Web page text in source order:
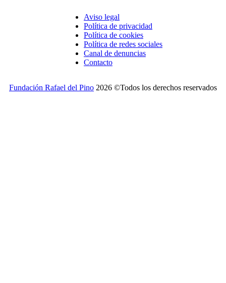
Aviso legal
Política de privacidad
Política de cookies
Política de redes sociales
Canal de denuncias
Contacto
Fundación Rafael del Pino 2026 ©Todos los derechos reservados